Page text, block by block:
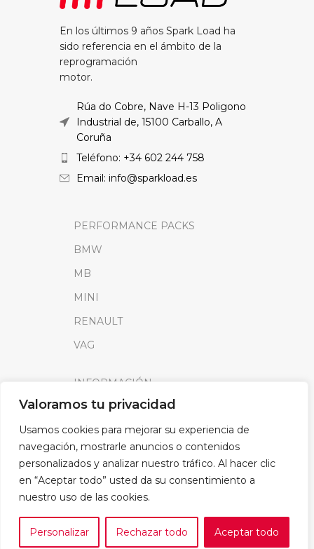
Valoramos tu privacidad
Usamos cookies para mejorar su experiencia de
navegación, mostrarle anuncios o contenidos
personalizados y analizar nuestro tráfico. Al hacer clic
en “Aceptar todo” usted da su consentimiento a
nuestro uso de las cookies.
Personalizar Rechazar todo Aceptar todo
En los últimos 9 años Spark Load ha
sido referencia en el ámbito de la
reprogramación
motor.
Rúa do Cobre, Nave H-13 Poligono
Industrial de, 15100 Carballo, A
Coruña
Teléfono: +34 602 244 758
Email: info@sparkload.es
PERFORMANCE PACKS
BMW
MB
MINI
RENAULT
VAG
INFORMACIÓN
Sobre SparkLoad
Distribuidores
FAQ
Contacto
Noticias
LEGAL
0